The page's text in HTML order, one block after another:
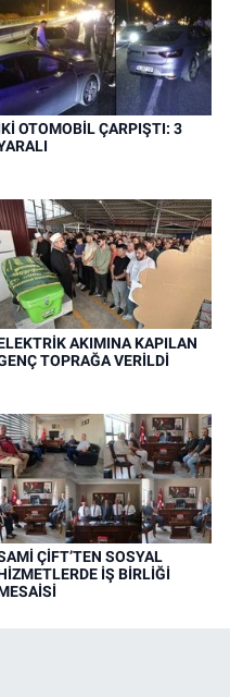
OTOMOBİL ÇARPIŞTI: 3
AKIMINA KAPILAN
TOPRAĞA VERİLDİ
ÇİFT’TEN SOSYAL
İŞ BİRLİĞİ